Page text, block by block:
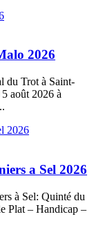
2026
du Trot à Saint-
août 2026 à
a Sel 2026
à Sel: Quinté du
Plat – Handicap –